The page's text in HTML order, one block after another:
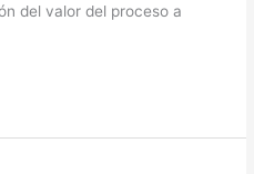
del valor del proceso a